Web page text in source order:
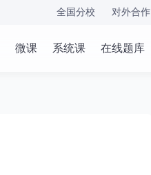
全国分校 对外合作
微课 系统课 在线题库